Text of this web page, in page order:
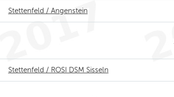
Stettenfeld / Angenstein
Stettenfeld / ROSI DSM Sisseln